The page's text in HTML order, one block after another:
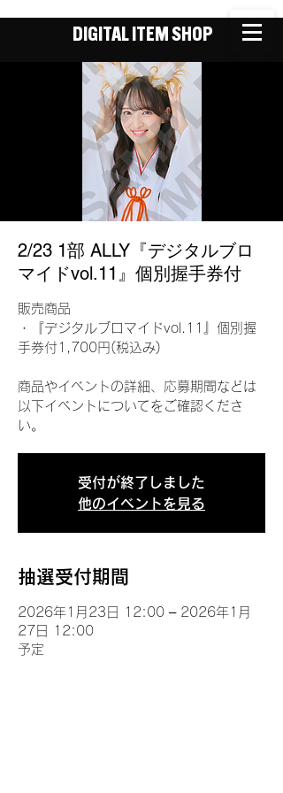
DIGITAL ITEM SHOP
2/23 1部 ALLY『デジタルブロ
マイドvol.11』個別握手券付
販売商品
・『デジタルブロマイドvol.11』個別握
手券付1,700円(税込み)
商品やイベントの詳細、応募期間などは
以下イベントについてをご確認くださ
い。
受付が終了しました
他のイベントを見る
抽選受付期間
2026年1月23日 12:00 – 2026年1月
27日 12:00
予定